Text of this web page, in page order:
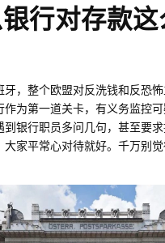
行对存款这
牙，整个欧盟对反洗钱和反恐
作为第一道关卡，有义务监控
到银行职员多问几句，甚至要
大家平常心对待就好。千万别